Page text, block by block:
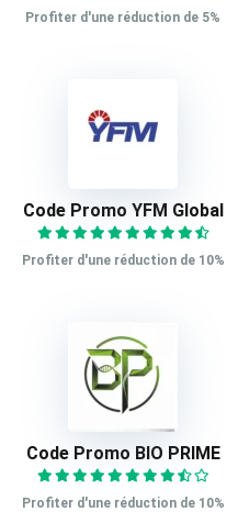
Profiter d'une réduction de 5%
Code Promo YFM Global
Profiter d'une réduction de 10%
Code Promo BIO PRIME
Profiter d'une réduction de 10%